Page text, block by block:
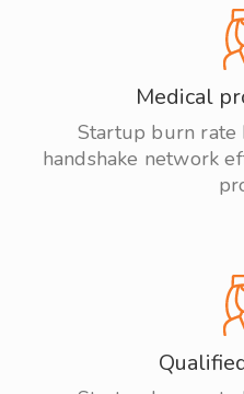
Medical
Startup burn rate
handshake network